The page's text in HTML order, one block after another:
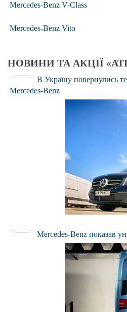
Mercedes-Benz V-Class
Mercedes-Benz Vito
НОВИНИ ТА АКЦІЇ
В Україну повернулись
Mercedes-Benz
Mercedes-Benz показав